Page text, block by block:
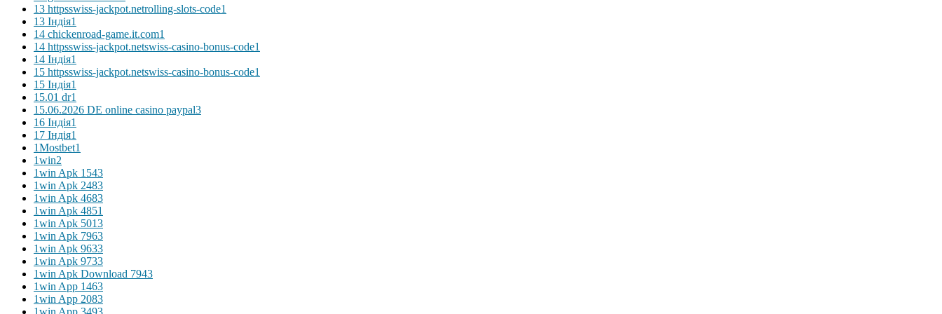
13 httpsswiss-jackpot.netrolling-slots-code1
13 Індія1
14 chickenroad-game.it.com1
14 httpsswiss-jackpot.netswiss-casino-bonus-code1
14 Індія1
15 httpsswiss-jackpot.netswiss-casino-bonus-code1
15 Індія1
15.01 dr1
15.06.2026 DE online casino paypal3
16 Індія1
17 Індія1
1Mostbet1
1win2
1win Apk 1543
1win Apk 2483
1win Apk 4683
1win Apk 4851
1win Apk 5013
1win Apk 7963
1win Apk 9633
1win Apk 9733
1win Apk Download 7943
1win App 1463
1win App 2083
1win App 3493